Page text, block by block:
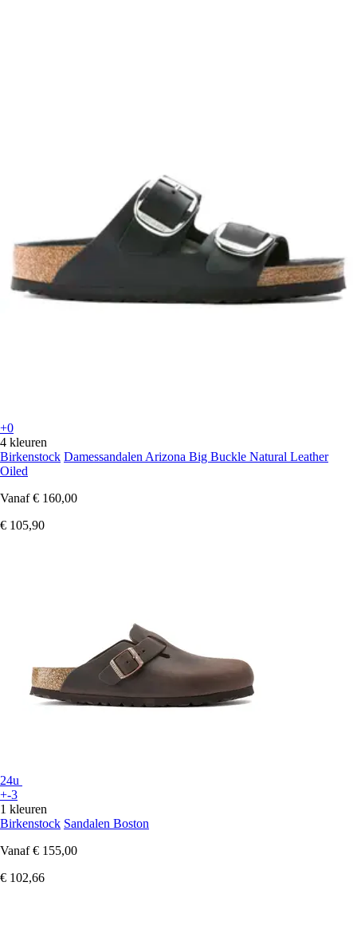
+0
4 kleuren
Birkenstock Damessandalen Arizona Big Buckle Natural Leather
Oiled
Vanaf € 160,00
€ 105,90
24u
+-3
1 kleuren
Birkenstock Sandalen Boston
Vanaf € 155,00
€ 102,66